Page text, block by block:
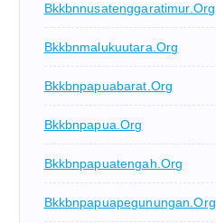
Bkkbnnusatenggaratimur.org
Bkkbnmalukuutara.org
Bkkbnpapuabarat.org
Bkkbnpapua.org
Bkkbnpapuatengah.org
Bkkbnpapuapegunungan.org